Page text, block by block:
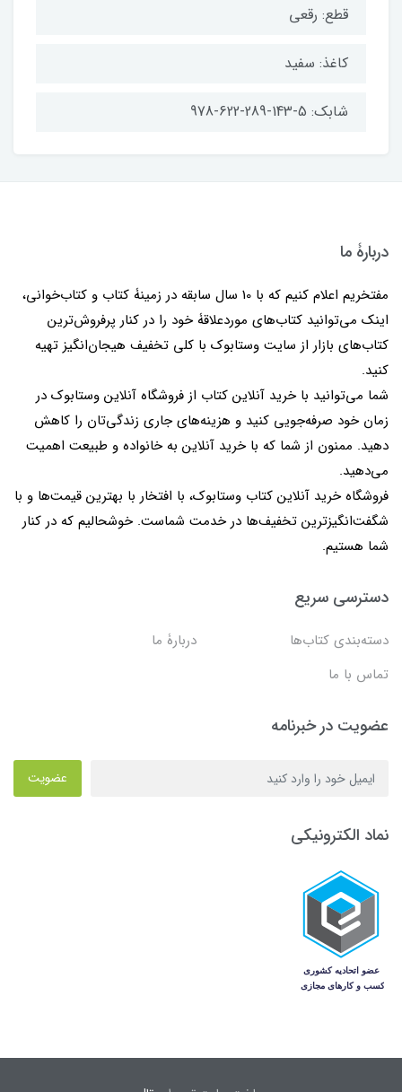
قطع: رقعی
کاغذ: سفید
شابک: 5-143-289-622-978
دربارۀ ما
مفتخریم اعلام کنیم که با 10 سال سابقه در زمینۀ کتاب و کتاب‌خوانی،
اینک می‌توانید کتاب‌های موردعلاقۀ خود را در کنار پرفروش‌ترین
کتاب‌های بازار از سایت وستابوک با کلی تخفیف هیجان‌انگیز تهیه
کنید.
شما می‌توانید با خرید آنلاین کتاب از فروشگاه آنلاین وستابوک در
زمان خود صرفه‌جویی کنید و هزینه‌های جاری زندگی‌تان را کاهش
دهید. ممنون از شما که با خرید آنلاین به خانواده و طبیعت اهمیت
می‌دهید.
فروشگاه خرید آنلاین کتاب وستابوک، با افتخار با بهترین قیمت‌ها و با
شگفت‌انگیزترین تخفیف‌ها در خدمت شماست. خوشحالیم که در کنار
شما هستیم.
دسترسی سریع
دسته‌بندی کتاب‌ها
دربارۀ ما
تماس با ما
عضویت در خبرنامه
عضویت
نماد الکترونیکی